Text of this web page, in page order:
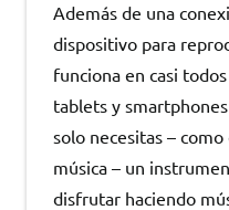
Además de una
dispositivo para
funciona en casi
tablets y
solo necesitas –
música – un
disfrutar haciendo